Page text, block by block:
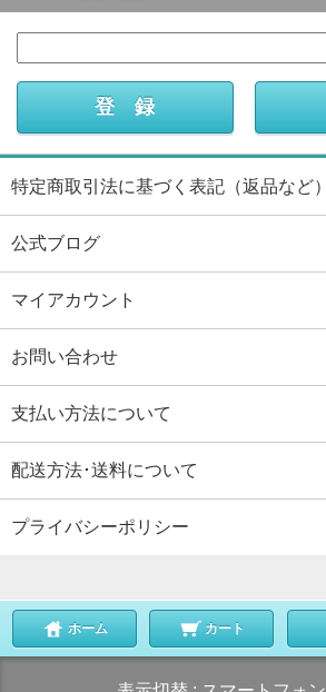
特定商取引法に基づく表記（返品など）
公式ブログ
マイアカウント
お問い合わせ
支払い方法について
配送方法･送料について
プライバシーポリシー
ホーム カート